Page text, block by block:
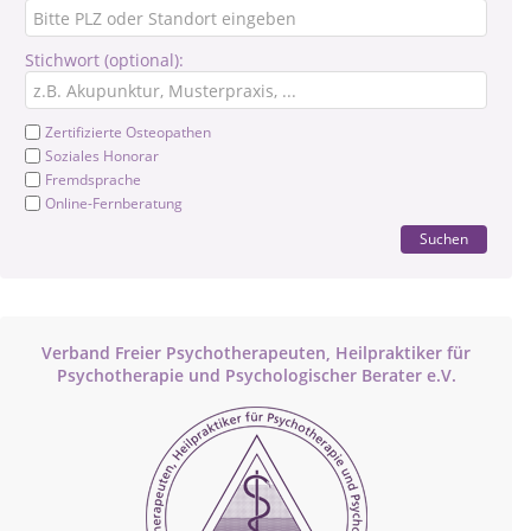
Stichwort (optional):
Zertifizierte Osteopathen
Soziales Honorar
Fremdsprache
Online-Fernberatung
Suchen
Verband Freier Psychotherapeuten, Heilpraktiker für
Psychotherapie und Psychologischer Berater e.V.